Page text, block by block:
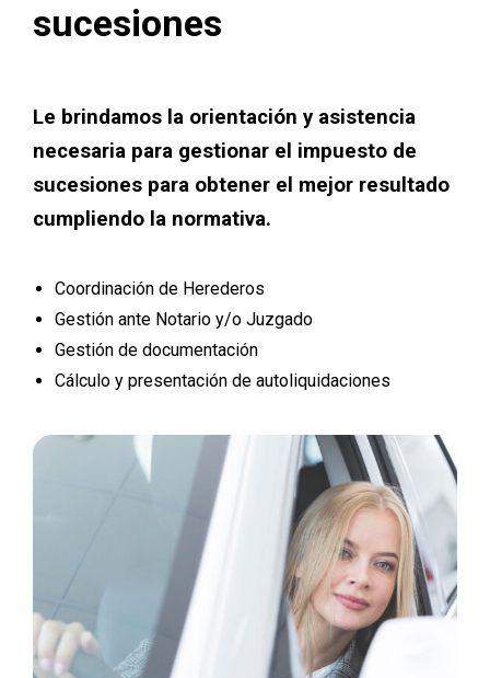
sucesiones
Le brindamos la orientación y asistencia
necesaria para gestionar el impuesto de
sucesiones para obtener el mejor resultado
cumpliendo la normativa.
Coordinación de Herederos
Gestión ante Notario y/o Juzgado
Gestión de documentación
Cálculo y presentación de autoliquidaciones